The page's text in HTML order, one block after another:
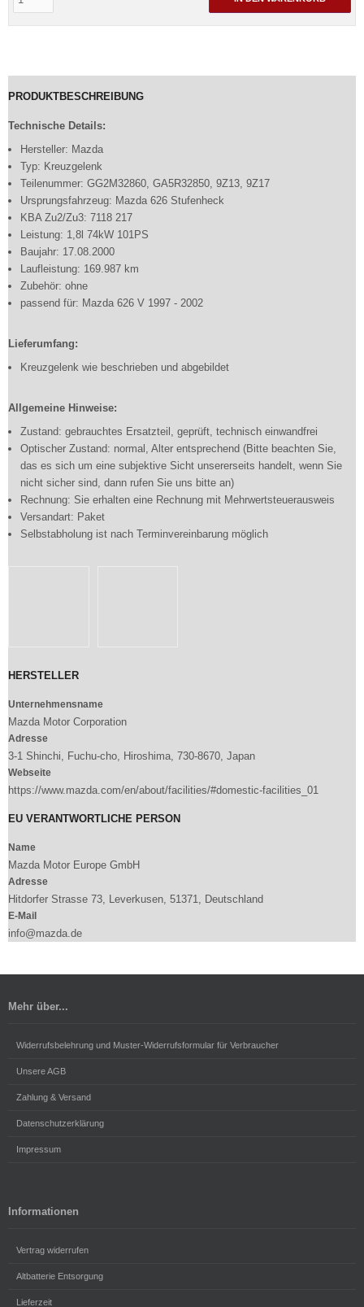
PRODUKTBESCHREIBUNG
Technische Details:
Hersteller: Mazda
Typ: Kreuzgelenk
Teilenummer: GG2M32860, GA5R32850, 9Z13, 9Z17
Ursprungsfahrzeug: Mazda 626 Stufenheck
KBA Zu2/Zu3: 7118 217
Leistung: 1,8l 74kW 101PS
Baujahr: 17.08.2000
Laufleistung: 169.987 km
Zubehör: ohne
passend für: Mazda 626 V 1997 - 2002
Lieferumfang:
Kreuzgelenk wie beschrieben und abgebildet
Allgemeine Hinweise:
Zustand: gebrauchtes Ersatzteil, geprüft, technisch einwandfrei
Optischer Zustand: normal, Alter entsprechend (Bitte beachten Sie,
das es sich um eine subjektive Sicht unsererseits handelt, wenn Sie
nicht sicher sind, dann rufen Sie uns bitte an)
Rechnung: Sie erhalten eine Rechnung mit Mehrwertsteuerausweis
Versandart: Paket
Selbstabholung ist nach Terminvereinbarung möglich
HERSTELLER
Unternehmensname
Mazda Motor Corporation
Adresse
3-1 Shinchi, Fuchu-cho, Hiroshima, 730-8670, Japan
Webseite
https://www.mazda.com/en/about/facilities/#domestic-facilities_01
EU VERANTWORTLICHE PERSON
Name
Mazda Motor Europe GmbH
Adresse
Hitdorfer Strasse 73, Leverkusen, 51371, Deutschland
E-Mail
info@mazda.de
Mehr über...
Widerrufsbelehrung und Muster-Widerrufsformular für Verbraucher
Unsere AGB
Zahlung & Versand
Datenschutzerklärung
Impressum
Informationen
Vertrag widerrufen
Altbatterie Entsorgung
Lieferzeit